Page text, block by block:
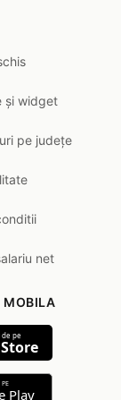
și widget
pe județe
net
MOBILA
de pe
Play